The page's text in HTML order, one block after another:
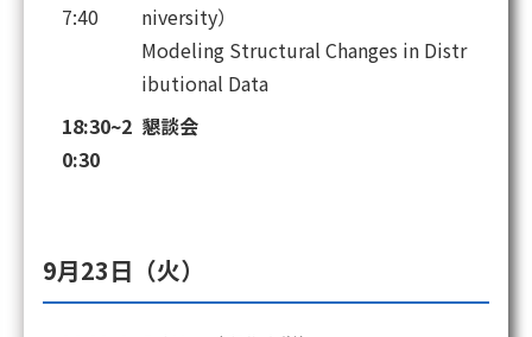
7:40
niversity）
Modeling Structural Changes in Distr
ibutional Data
18:30~2
0:30
懇談会
9月23日（火）